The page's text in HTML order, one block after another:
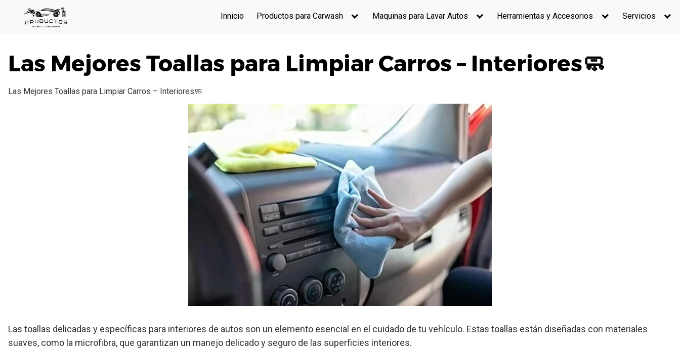
contenido
Innicio Productos para Carwash Maquinas para Lavar Autos Herramientas y Accesorios Servicios
Las Mejores Toallas para Limpiar Carros – Interiores🧼
Las Mejores Toallas para Limpiar Carros – Interiores🧼
Las toallas delicadas y específicas para interiores de autos son un elemento esencial en el cuidado de tu vehículo. Estas toallas están diseñadas con materiales
suaves, como la microfibra, que garantizan un manejo delicado y seguro de las superficies interiores.